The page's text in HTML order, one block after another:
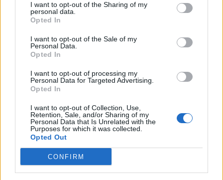
I want to opt-out of the Sharing of my
personal data.
Opted In
I want to opt-out of the Sale of my
Personal Data.
Opted In
I want to opt-out of processing my
Personal Data for Targeted Advertising.
Opted In
I want to opt-out of Collection, Use,
Retention, Sale, and/or Sharing of my
Personal Data that Is Unrelated with the
Purposes for which it was collected.
Opted Out
CONFIRM
Justinas Jarutis vedė